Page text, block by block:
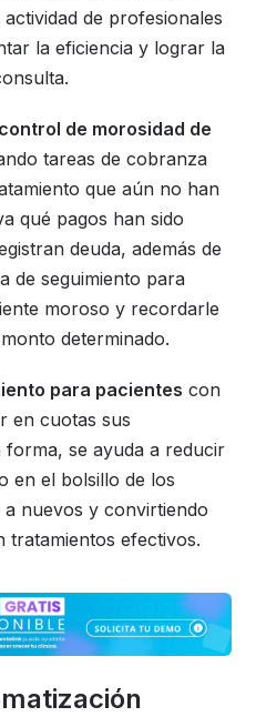
de profesionales
la eficiencia y lograr la
de morosidad de
tareas de cobranza
que aún no han
qué pagos han sido
deuda, además de
de seguimiento para
moroso y recordarle
determinado.
para pacientes con
en cuotas sus
forma, se ayuda a reducir
en el bolsillo de los
nuevos y convirtiendo
tratamientos efectivos.